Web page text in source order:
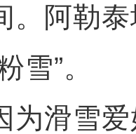
。阿勒
雪”。
滑雪爱